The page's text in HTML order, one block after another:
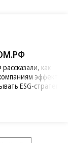
как
ESG-стратегию